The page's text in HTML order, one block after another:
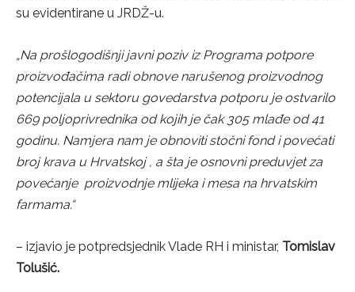
su evidentirane u JRDŽ-u.
„Na prošlogodišnji javni poziv iz Programa potpore
proizvođačima radi obnove narušenog proizvodnog
potencijala u sektoru govedarstva potporu je ostvarilo
669 poljoprivrednika od kojih je čak 305 mlađe od 41
godinu. Namjera nam je obnoviti stočni fond i povećati
broj krava u Hrvatskoj , a šta je osnovni preduvjet za
povećanje proizvodnje mlijeka i mesa na hrvatskim
farmama.“
– izjavio je potpredsjednik Vlade RH i ministar, Tomislav
Tolušić.